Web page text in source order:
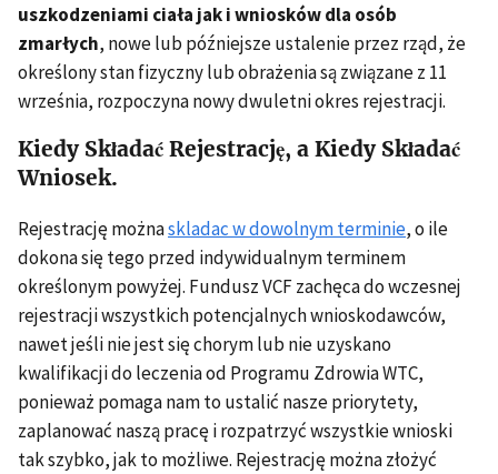
uszkodzeniami ciała jak i wniosków dla osób
zmarłych, nowe lub późniejsze ustalenie przez rząd, że
określony stan fizyczny lub obrażenia są związane z 11
września, rozpoczyna nowy dwuletni okres rejestracji.
Kiedy Składać Rejestrację, a Kiedy Składać
Wniosek.
Rejestrację możnaskladac w dowolnym terminie, o ile
dokona się tego przed indywidualnym terminem
określonym powyżej. Fundusz VCF zachęca do wczesnej
rejestracji wszystkich potencjalnych wnioskodawców,
nawet jeśli nie jest się chorym lub nie uzyskano
kwalifikacji do leczenia od Programu Zdrowia WTC,
ponieważ pomaga nam to ustalić nasze priorytety,
zaplanować naszą pracę i rozpatrzyć wszystkie wnioski
tak szybko, jak to możliwe. Rejestrację można złożyć